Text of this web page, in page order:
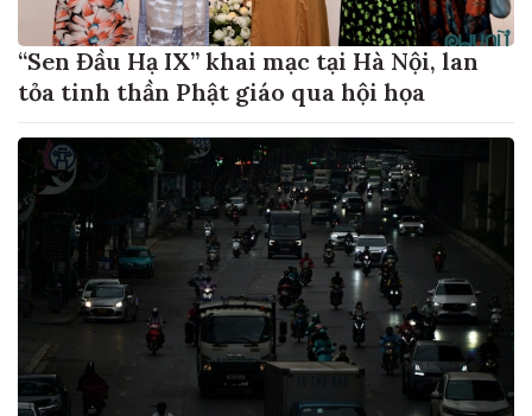
“Sen Đầu Hạ IX” khai mạc tại Hà Nội, lan
tỏa tinh thần Phật giáo qua hội họa